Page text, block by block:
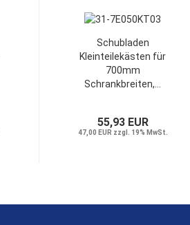
Schubladen
Kleinteilekästen für
700mm
Schrankbreiten,...
55,93 EUR
47,00 EUR zzgl. 19% MwSt.